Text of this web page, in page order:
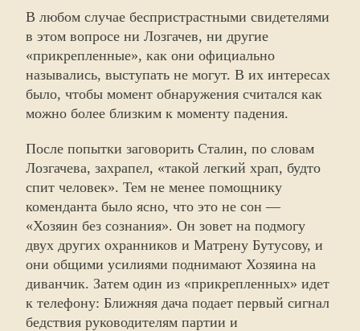
В любом случае беспристрастными свидетелями
в этом вопросе ни Лозгачев, ни другие
«прикрепленные», как они официально
назывались, выступать не могут. В их интересах
было, чтобы момент обнаружения считался как
можно более близким к моменту падения.
После попытки заговорить Сталин, по словам
Лозгачева, захрапел, «такой легкий храп, будто
спит человек». Тем не менее помощнику
коменданта было ясно, что это не сон —
«Хозяин без сознания». Он зовет на подмогу
двух других охранников и Матрену Бутусову, и
они общими усилиями поднимают Хозяина на
диванчик. Затем один из «прикрепленных» идет
к телефону: Ближняя дача подает первый сигнал
бедствия руководителям партии и